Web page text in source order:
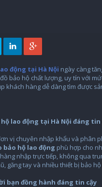
động tại Hà Nội ngày càng
bảo hộ chất lượng, uy tín với
khách hàng dễ dàng tìm được
lao động tại Hà Nội đáng tin
vị chuyên nhập khẩu và phân
bảo hộ lao động phù hợp cho
nhập trực tiếp, không qua
găng tay và nhiều thiết bị bảo
bạn đồng hành đáng tin cậy